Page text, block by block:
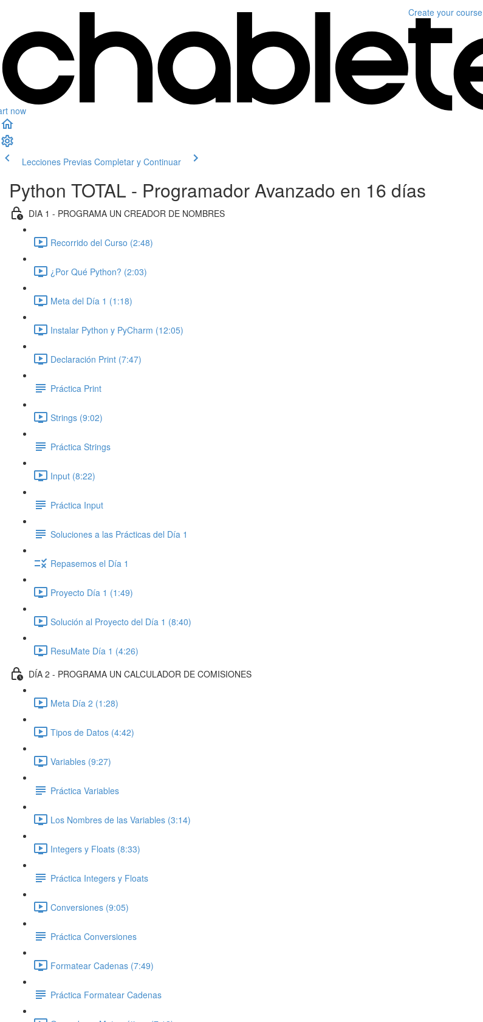
now
Create your course
Lecciones Previas Completar y Continuar
Python TOTAL - Programador Avanzado en 16 días
DIA 1 - PROGRAMA UN CREADOR DE NOMBRES
Recorrido del Curso (2:48)
¿Por Qué Python? (2:03)
Meta del Día 1 (1:18)
Instalar Python y PyCharm (12:05)
Declaración Print (7:47)
Práctica Print
Strings (9:02)
Práctica Strings
Input (8:22)
Práctica Input
Soluciones a las Prácticas del Día 1
Repasemos el Día 1
Proyecto Día 1 (1:49)
Solución al Proyecto del Día 1 (8:40)
ResuMate Día 1 (4:26)
DÍA 2 - PROGRAMA UN CALCULADOR DE COMISIONES
Meta Día 2 (1:28)
Tipos de Datos (4:42)
Variables (9:27)
Práctica Variables
Los Nombres de las Variables (3:14)
Integers y Floats (8:33)
Práctica Integers y Floats
Conversiones (9:05)
Práctica Conversiones
Formatear Cadenas (7:49)
Práctica Formatear Cadenas